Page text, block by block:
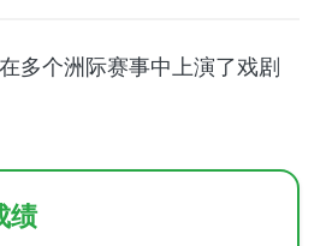
多个洲际赛事中上演了戏剧
绩